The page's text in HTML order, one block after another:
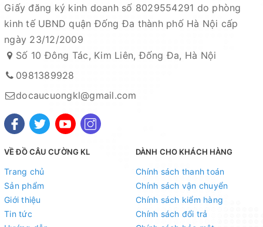
Giấy đăng ký kinh doanh số 8029554291 do phòng
kinh tế UBND quận Đống Đa thành phố Hà Nội cấp
ngày 23/12/2009
Số 10 Đông Tác, Kim Liên, Đống Đa, Hà Nội
0981389928
docaucuongkl@gmail.com
VỀ ĐỒ CÂU CƯỜNG KL
Trang chủ
Sản phẩm
Giới thiệu
Tin tức
DÀNH CHO KHÁCH HÀNG
Chính sách thanh toán
Chính sách vận chuyển
Chính sách kiểm hàng
Chính sách đổi trả